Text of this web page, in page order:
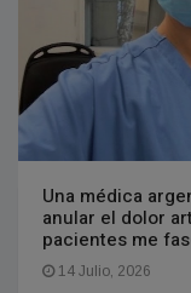
Una médica
anular el dolor
pacientes me
14 Julio, 2026